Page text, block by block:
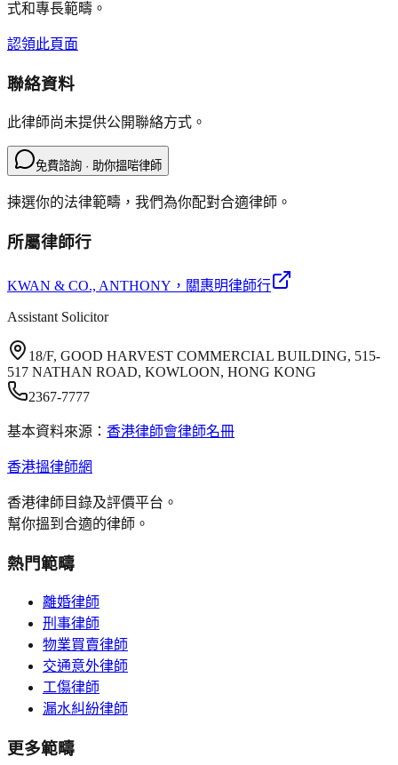
式和專長範疇。
認領此頁面
聯絡資料
此律師尚未提供公開聯絡方式。
免費諮詢 · 助你搵啱律師
揀選你的法律範疇，我們為你配對合適律師。
所屬律師行
KWAN & CO., ANTHONY ，關惠明律師行
Assistant Solicitor
18/F, GOOD HARVEST COMMERCIAL BUILDING, 515-
517 NATHAN ROAD, KOWLOON, HONG KONG
2367-7777
基本資料來源： 香港律師會律師名冊
香港搵律師網
香港律師目錄及評價平台。
幫你搵到合適的律師。
熱門範疇
離婚律師
刑事律師
物業買賣律師
交通意外律師
工傷律師
漏水糾紛律師
更多範疇